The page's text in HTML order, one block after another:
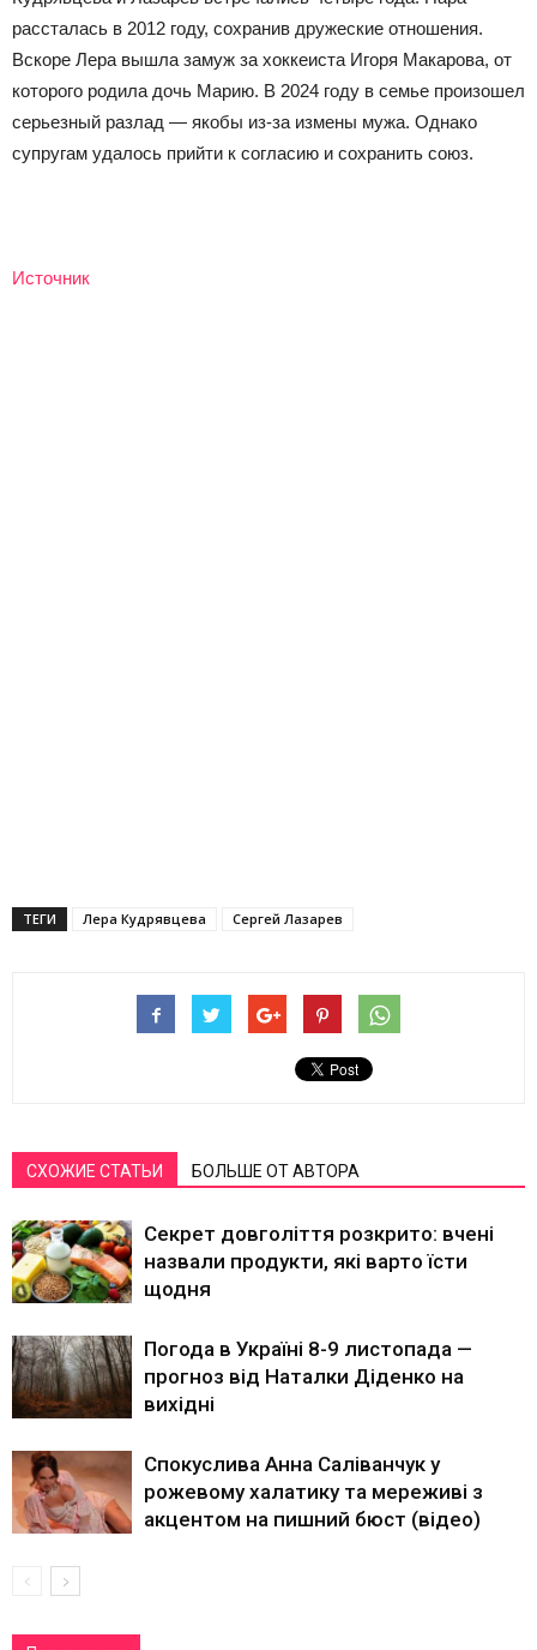
рассталась в 2012 году, сохранив дружеские отношения.
Вскоре Лера вышла замуж за хоккеиста Игоря Макарова, от
которого родила дочь Марию. В 2024 году в семье произошел
серьезный разлад — якобы из-за измены мужа. Однако
супругам удалось прийти к согласию и сохранить союз.
Источник
ТЕГИ Лера Кудрявцева Сергей Лазарев
СХОЖИЕ СТАТЬИ БОЛЬШЕ ОТ АВТОРА
Секрет довголіття розкрито: вчені
назвали продукти, які варто їсти
щодня
Погода в Україні 8-9 листопада —
прогноз від Наталки Діденко на
вихідні
Спокуслива Анна Саліванчук у
рожевому халатику та мереживі з
акцентом на пишний бюст (відео)